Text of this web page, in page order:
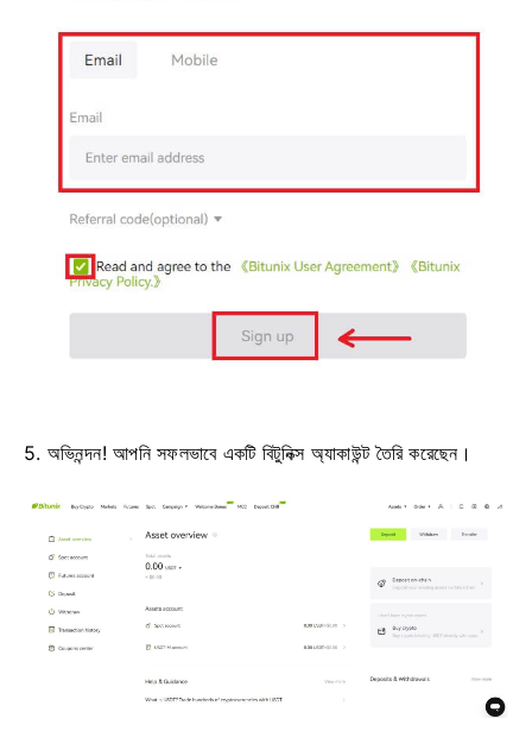
5. অভিনন্দন!আপনি সফলভাবে একটি বিটুনিক্স অ্যাকাউন্ট তৈরি করেছেন।